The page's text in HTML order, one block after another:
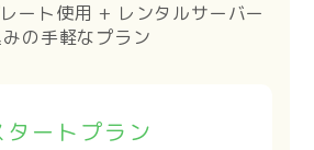
ート使用 + レンタルサーバー
の手軽なプラン
タートプラン